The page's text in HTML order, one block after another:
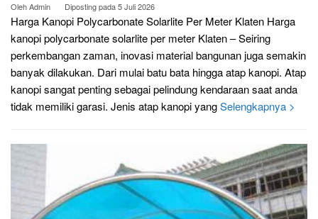
OlehAdmin Diposting pada5 Juli 2026
Harga Kanopi Polycarbonate Solarlite Per Meter Klaten Harga
kanopi polycarbonate solarlite per meter Klaten – Seiring
perkembangan zaman, inovasi material bangunan juga semakin
banyak dilakukan. Dari mulai batu bata hingga atap kanopi. Atap
kanopi sangat penting sebagai pelindung kendaraan saat anda
tidak memiliki garasi. Jenis atap kanopi yangSelengkapnya >